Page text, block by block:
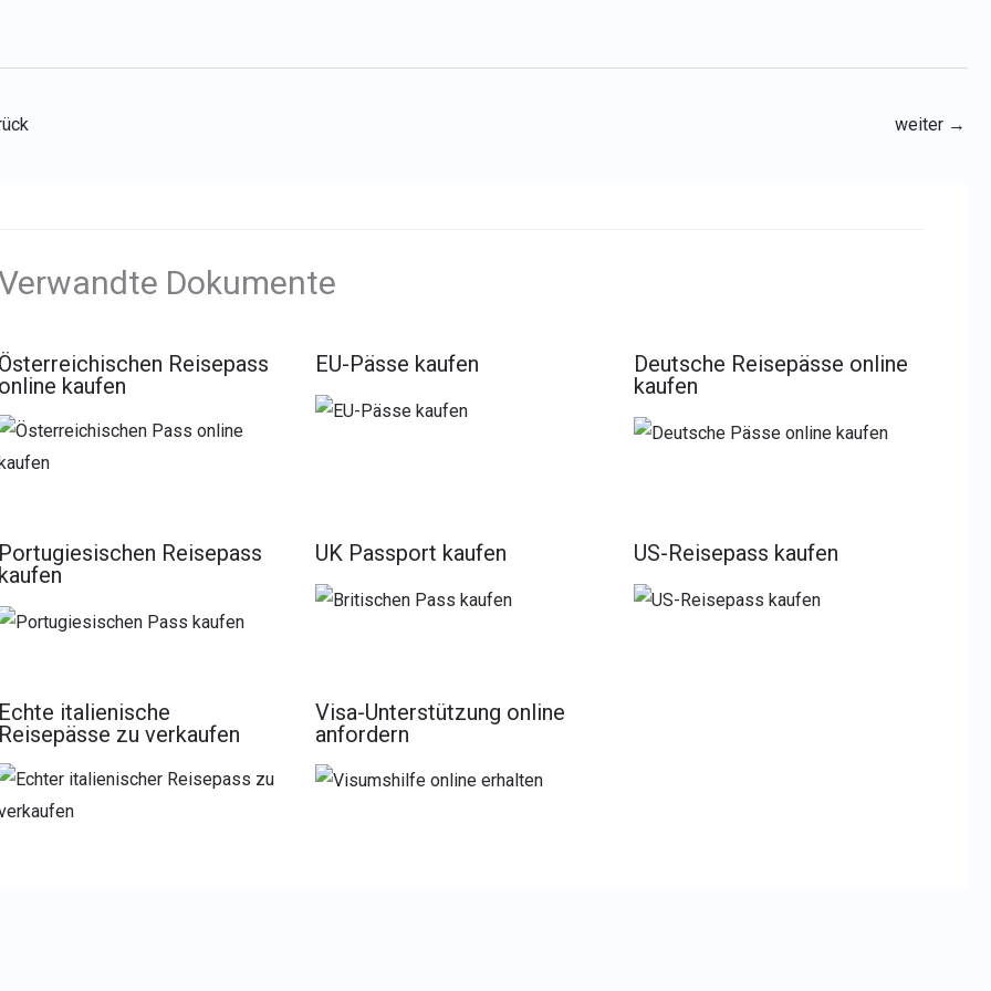
weiter →
Dokumente
Reisepass
kaufen
EU-Pässe kaufen
Deutsche Reisepässe online
kaufen
Reisepass
UK Passport kaufen US-Reisepass kaufen
italienische
zu verkaufen
Visa-Unterstützung online
anfordern